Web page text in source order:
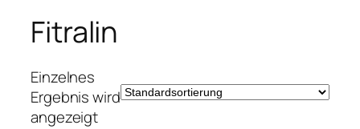
Fitralin
Einzelnes
Ergebnis wird
angezeigt